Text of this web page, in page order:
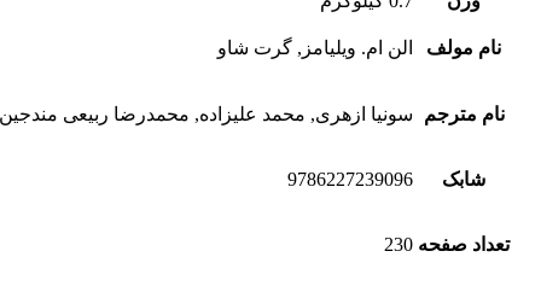
نام مولف الن ام. ویلیامز, گرت شاو
نام مترجم سونیا ازهری, محمد علیزاده, محمدرضا ربیعی مندجین
شابک 9786227239096
تعداد صفحه 230